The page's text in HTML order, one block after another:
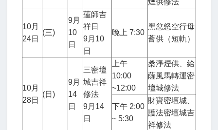
煙供修法
10月
24日
(三)
9月
10
日
蓮師吉
祥日
9月10
日
晚上 7:30
黑忿怒空行母
薈供（短軌）
10月
28日
(日)
9月
14
日
三密壇
城吉祥
修法
9月14
日
上午
10:00
~12:00
桑淨煙供、給
薩風馬轉運密
壇城修法
下午 2:00
~ 5:30
財寶密壇城、
護法密壇城吉
祥修法